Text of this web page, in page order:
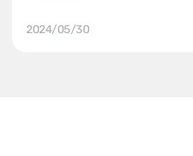
2024/05/30